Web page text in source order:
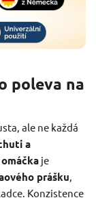
poleva na
ale ne každá
a
je
prášku
Konzistence